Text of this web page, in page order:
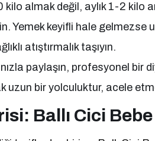
almak değil, aylık 1-2 kilo
Yemek keyifli hale gelmezse
atıştırmalık taşıyın.
paylaşın, profesyonel bir
uzun bir yolculuktur, acele
Ballı Cici Bebe